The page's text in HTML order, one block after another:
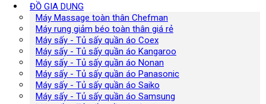
ĐỒ GIA DỤNG
Máy Massage toàn thân Chefman
Máy rung giảm béo toàn thân giá rẻ
Máy sấy - Tủ sấy quần áo Coex
Máy sấy - Tủ sấy quần áo Kangaroo
Máy sấy - Tủ sấy quần áo Nonan
Máy sấy - Tủ sấy quần áo Panasonic
Máy sấy - Tủ sấy quần áo Saiko
Máy sấy - Tủ sấy quần áo Samsung